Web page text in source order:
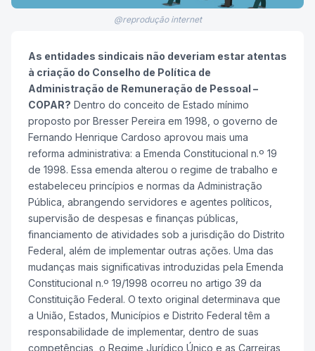
@reprodução internet
As entidades sindicais não deveriam estar atentas
à criação do Conselho de Política de
Administração de Remuneração de Pessoal –
COPAR? Dentro do conceito de Estado mínimo
proposto por Bresser Pereira em 1998, o governo de
Fernando Henrique Cardoso aprovou mais uma
reforma administrativa: a Emenda Constitucional n.º 19
de 1998. Essa emenda alterou o regime de trabalho e
estabeleceu princípios e normas da Administração
Pública, abrangendo servidores e agentes políticos,
supervisão de despesas e finanças públicas,
financiamento de atividades sob a jurisdição do Distrito
Federal, além de implementar outras ações. Uma das
mudanças mais significativas introduzidas pela Emenda
Constitucional n.º 19/1998 ocorreu no artigo 39 da
Constituição Federal. O texto original determinava que
a União, Estados, Municípios e Distrito Federal têm a
responsabilidade de implementar, dentro de suas
competências, o Regime Jurídico Único e as Carreiras